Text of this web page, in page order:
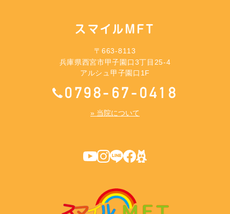
スマイルMFT
〒663-8113
兵庫県西宮市甲子園口3丁目25-4
アルシュ甲子園口1F
0798-67-0418
» 当院について